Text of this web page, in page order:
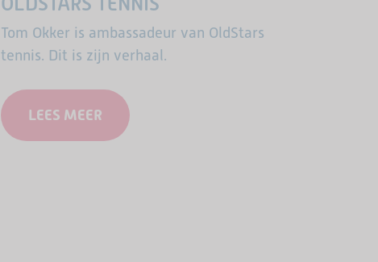
Tom Okker is ambassadeur van OldStars
tennis. Dit is zijn verhaal.
LEES MEER